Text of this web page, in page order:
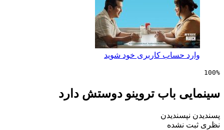
حساب کاربری خود شوید
باب تروینو دوستش دارد
نشده